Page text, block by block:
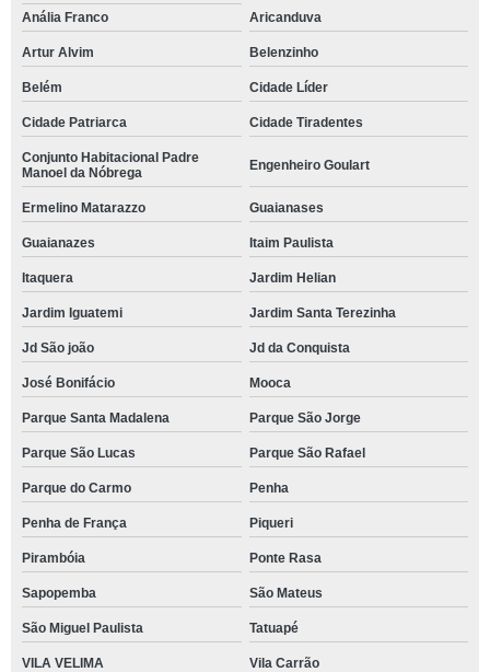
Anália Franco
Aricanduva
Artur Alvim Belenzinho
Belém Cidade Líder
Cidade Patriarca Cidade Tiradentes
Conjunto Habitacional Padre
Manoel da Nóbrega
Engenheiro Goulart
Ermelino Matarazzo Guaianases
Guaianazes Itaim Paulista
Itaquera Jardim Helian
Jardim Iguatemi Jardim Santa Terezinha
Jd São joão Jd da Conquista
José Bonifácio Mooca
Parque Santa Madalena Parque São Jorge
Parque São Lucas Parque São Rafael
Parque do Carmo Penha
Penha de França Piqueri
Pirambóia Ponte Rasa
Sapopemba São Mateus
São Miguel Paulista Tatuapé
VILA VELIMA Vila Carrão